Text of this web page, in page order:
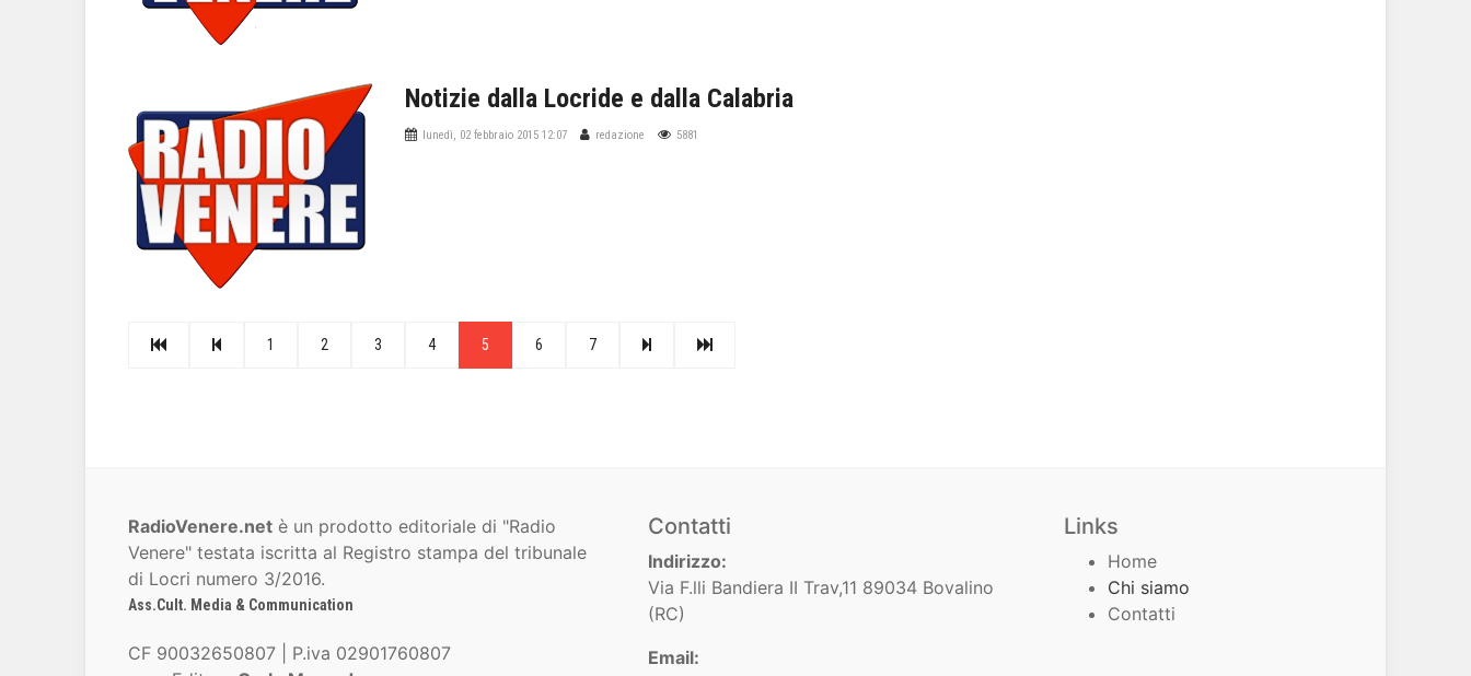
Notizie dalla Locride e dalla Calabria
lunedì, 02 febbraio 2015 12:07 redazione 5881
1 2 3 4 5 6 7
RadioVenere.net è un prodotto editoriale di "Radio
Venere" testata iscritta al Registro stampa del tribunale
di Locri numero 3/2016.
Ass.Cult. Media & Communication
CF 90032650807 | P.iva 02901760807
Contatti
Indirizzo:
Via F.lli Bandiera II Trav,11 89034 Bovalino
(RC)
Email:
Links
Home
Chi siamo
Contatti